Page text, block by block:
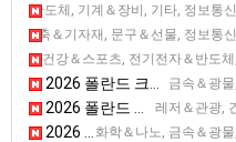
자＆반도체, 기계＆장비, 기타, 정보
2026 폴란드 바르샤바 산업
건축＆기자재, 문구＆선물, 정보
2026 폴란드 바르샤바 인테
동차, 건강＆스포츠, 전기전자＆반
2026 폴란드 키엘체 대중교
금속＆광
2026 폴란드 크라코프 분말, 금속 기술 전시회 [SYMAS]
레저＆관광,
2026 폴란드 바르샤바 관광산업 전시회 [TT Warsaw]
화학＆나노, 금속＆광
2026 폴란드 크라코프 복합재료기술장비 전시회[KOMPOZYT-EXPO]